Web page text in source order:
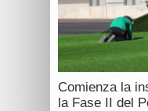
Comienza la
la Fase II del